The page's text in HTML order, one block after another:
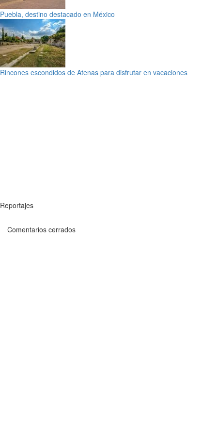
Puebla, destino destacado en México
Rincones escondidos de Atenas para disfrutar en vacaciones
Reportajes
Comentarios cerrados